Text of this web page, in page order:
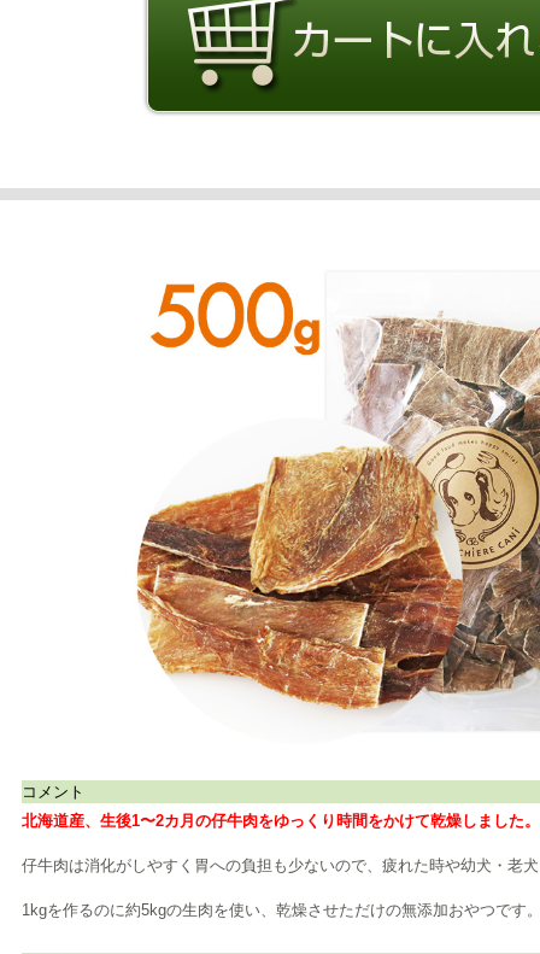
コメント
北海道産、生後1〜2カ月の仔牛肉をゆっくり時間をかけて乾燥しました。
仔牛肉は消化がしやすく胃への負担も少ないので、疲れた時や幼犬・老
1kgを作るのに約5kgの生肉を使い、乾燥させただけの無添加おやつです